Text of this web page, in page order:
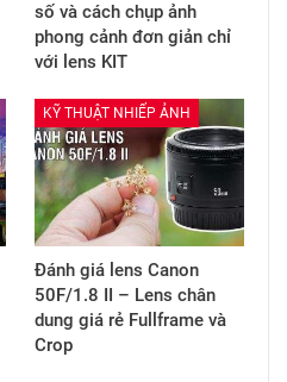
số và cách chụp ảnh
phong cảnh đơn giản chỉ
với lens KIT
KỸ THUẬT NHIẾP ẢNH
Đánh giá lens Canon
50F/1.8 II – Lens chân
dung giá rẻ Fullframe và
Crop